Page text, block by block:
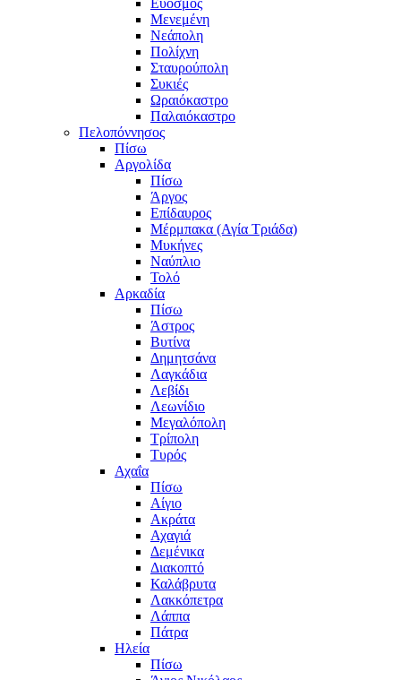
Εύοσμος
Μενεμένη
Νεάπολη
Πολίχνη
Σταυρούπολη
Συκιές
Ωραιόκαστρο
Παλαιόκαστρο
Πελοπόννησος
Πίσω
Αργολίδα
Πίσω
Άργος
Επίδαυρος
Μέρμπακα (Αγία Τριάδα)
Μυκήνες
Ναύπλιο
Τολό
Αρκαδία
Πίσω
Άστρος
Βυτίνα
Δημητσάνα
Λαγκάδια
Λεβίδι
Λεωνίδιο
Μεγαλόπολη
Τρίπολη
Τυρός
Αχαΐα
Πίσω
Αίγιο
Ακράτα
Αχαγιά
Δεμένικα
Διακοπτό
Καλάβρυτα
Λακκόπετρα
Λάππα
Πάτρα
Ηλεία
Πίσω